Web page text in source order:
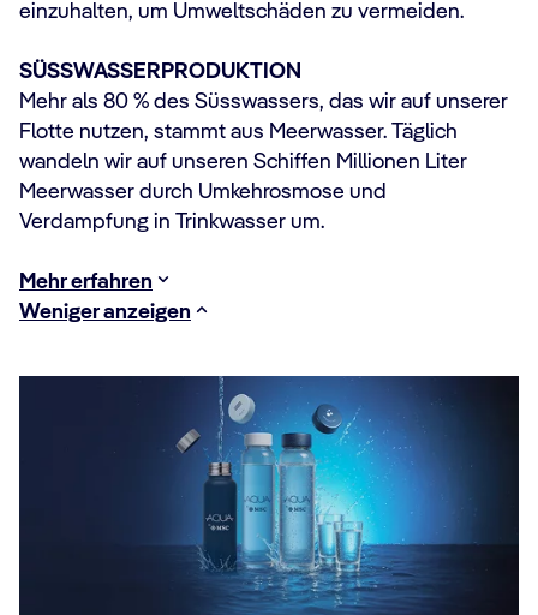
einzuhalten, um Umweltschäden zu vermeiden.
SÜSSWASSERPRODUKTION
Mehr als 80 % des Süsswassers, das wir auf unserer
Flotte nutzen, stammt aus Meerwasser. Täglich
wandeln wir auf unseren Schiffen Millionen Liter
Meerwasser durch Umkehrosmose und
Verdampfung in Trinkwasser um.
Mehr erfahren
Weniger anzeigen